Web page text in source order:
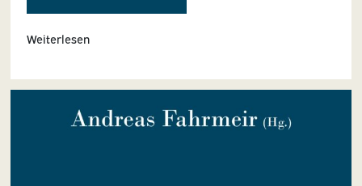
Weiterlesen